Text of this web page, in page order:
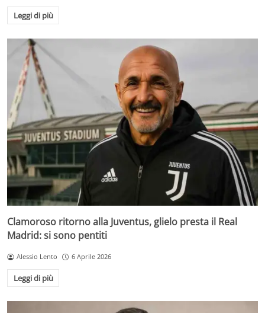
Leggi di più
Clamoroso ritorno alla Juventus, glielo presta il Real
Madrid: si sono pentiti
Alessio Lento 6 Aprile 2026
Leggi di più